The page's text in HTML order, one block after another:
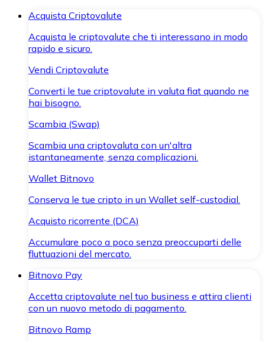
Acquista Criptovalute
Acquista le criptovalute che ti interessano in modo
rapido e sicuro.
Vendi Criptovalute
Converti le tue criptovalute in valuta fiat quando ne
hai bisogno.
Scambia (Swap)
Scambia una criptovaluta con un'altra
istantaneamente, senza complicazioni.
Wallet Bitnovo
Conserva le tue cripto in un Wallet self-custodial.
Acquisto ricorrente (DCA)
Accumulare poco a poco senza preoccuparti delle
fluttuazioni del mercato.
Bitnovo Pay
Accetta criptovalute nel tuo business e attira clienti
con un nuovo metodo di pagamento.
Bitnovo Ramp